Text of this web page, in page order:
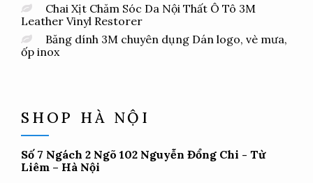
Chai Xịt Chăm Sóc Da Nội Thất Ô Tô 3M
Leather Vinyl Restorer
Băng dính 3M chuyên dụng Dán logo, vè mưa,
ốp inox
SHOP HÀ NỘI
Số 7 Ngách 2 Ngõ 102 Nguyễn Đổng Chi - Từ
Liêm – Hà Nội